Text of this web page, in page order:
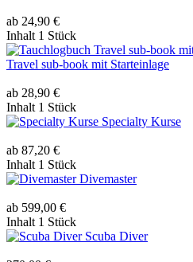
ab 24,90 €
Inhalt 1 Stück
Travel sub-book mit Starteinlage
ab 28,90 €
Inhalt 1 Stück
Specialty Kurse
ab 87,20 €
Inhalt 1 Stück
Divemaster
ab 599,00 €
Inhalt 1 Stück
Scuba Diver